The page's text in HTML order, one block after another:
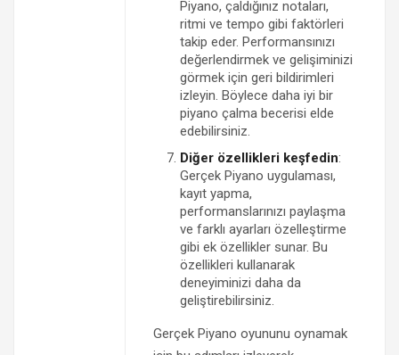
Piyano, çaldığınız notaları,
ritmi ve tempo gibi faktörleri
takip eder. Performansınızı
değerlendirmek ve gelişiminizi
görmek için geri bildirimleri
izleyin. Böylece daha iyi bir
piyano çalma becerisi elde
edebilirsiniz.
Diğer özellikleri keşfedin:
Gerçek Piyano uygulaması,
kayıt yapma,
performanslarınızı paylaşma
ve farklı ayarları özelleştirme
gibi ek özellikler sunar. Bu
özellikleri kullanarak
deneyiminizi daha da
geliştirebilirsiniz.
Gerçek Piyano oyununu oynamak